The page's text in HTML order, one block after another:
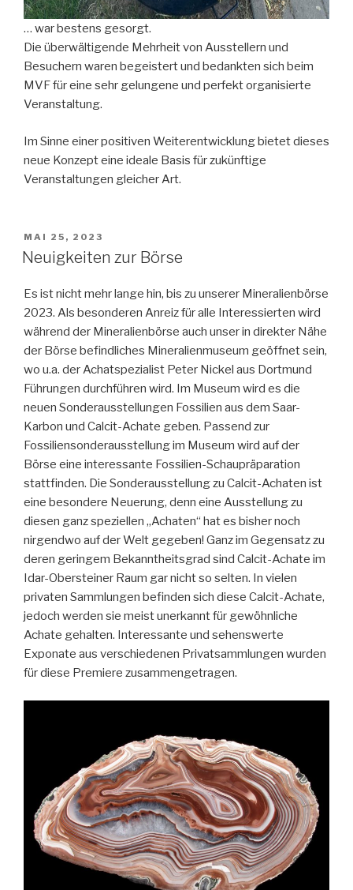
… war bestens gesorgt.
Die überwältigende Mehrheit von Ausstellern und
Besuchern waren begeistert und bedankten sich beim
MVF für eine sehr gelungene und perfekt organisierte
Veranstaltung.
Im Sinne einer positiven Weiterentwicklung bietet dieses
neue Konzept eine ideale Basis für zukünftige
Veranstaltungen gleicher Art.
VERÖFFENTLICHT
AM
MAI 25, 2023
Neuigkeiten zur Börse
Es ist nicht mehr lange hin, bis zu unserer Mineralienbörse
2023. Als besonderen Anreiz für alle Interessierten wird
während der Mineralienbörse auch unser in direkter Nähe
der Börse befindliches Mineralienmuseum geöffnet sein,
wo u.a. der Achatspezialist Peter Nickel aus Dortmund
Führungen durchführen wird. Im Museum wird es die
neuen Sonderausstellungen Fossilien aus dem Saar-
Karbon und Calcit-Achate geben. Passend zur
Fossiliensonderausstellung im Museum wird auf der
Börse eine interessante Fossilien-Schaupräparation
stattfinden. Die Sonderausstellung zu Calcit-Achaten ist
eine besondere Neuerung, denn eine Ausstellung zu
diesen ganz speziellen „Achaten“ hat es bisher noch
nirgendwo auf der Welt gegeben! Ganz im Gegensatz zu
deren geringem Bekanntheitsgrad sind Calcit-Achate im
Idar-Obersteiner Raum gar nicht so selten. In vielen
privaten Sammlungen befinden sich diese Calcit-Achate,
jedoch werden sie meist unerkannt für gewöhnliche
Achate gehalten. Interessante und sehenswerte
Exponate aus verschiedenen Privatsammlungen wurden
für diese Premiere zusammengetragen.